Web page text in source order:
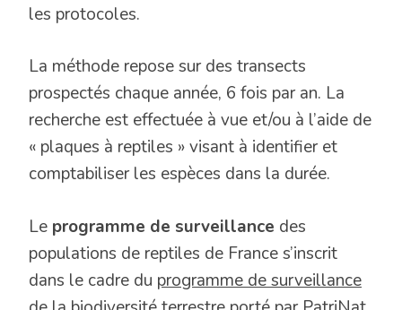
les protocoles.
La méthode repose sur des transects
prospectés chaque année, 6 fois par an. La
recherche est effectuée à vue et/ou à l’aide de
« plaques à reptiles » visant à identifier et
comptabiliser les espèces dans la durée.
Le programme de surveillance des
populations de reptiles de France s’inscrit
dans le cadre du programme de surveillance